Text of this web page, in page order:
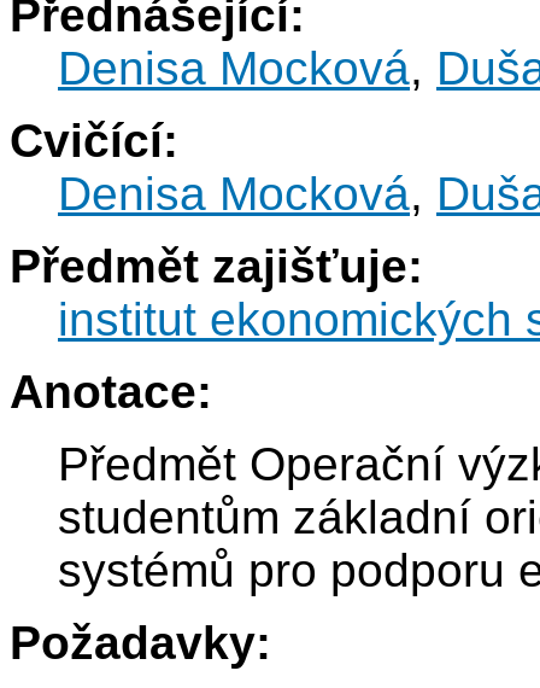
Přednášející:
Denisa Mocková,
Cvičící:
Denisa Mocková,
Předmět zajišťuje:
institut ekonomických
Anotace:
Předmět Operační
studentům základní
systémů pro podporu
Požadavky: